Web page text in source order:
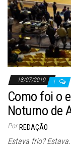
18/07/2019 1
Como foi o
Noturno de
Por REDAÇÃO
Estava frio?